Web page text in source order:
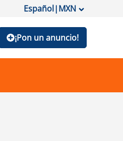
Español|MXN
¡Pon un anuncio!